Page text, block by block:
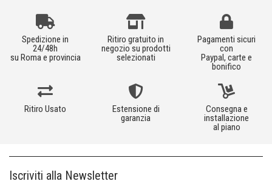
Spedizione in
24/48h
su Roma e provincia
Ritiro gratuito in
negozio su prodotti
selezionati
Pagamenti sicuri
con
Paypal, carte e
bonifico
Ritiro Usato
Estensione di
garanzia
Consegna e
installazione
al piano
Iscriviti alla Newsletter